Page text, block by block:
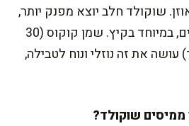
שוקולד חלב יוצא מפנק יותר,
אבל נמס מהר יותר בידיים, במיוחד בקיץ. שמן קוקוס (30
עושה את זה נוזלי ונוח לטבילה,